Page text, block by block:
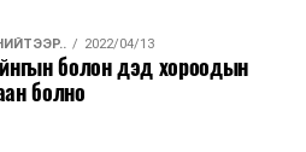
16 цаг 51 минут
хяналтын тогтолцоог
2022/04/13
болон дэд хороодын
болно